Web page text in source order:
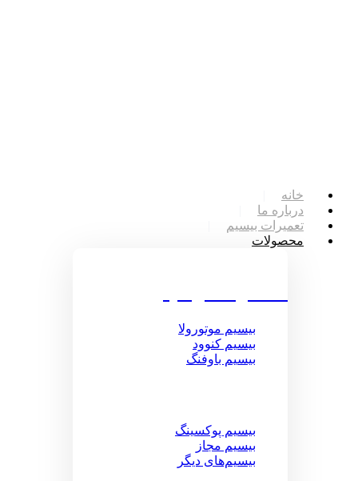
خانه
درباره ما
تعمیرات بیسیم
محصولات
بیسیم موتورولا
بیسیم کنوود
بیسیم باوفنگ
بیسیم پوکسینگ
بیسیم مجاز
بیسیم‌های دیگر